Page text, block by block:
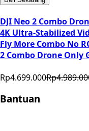
DJI Neo 2 Combo
4K Ultra-Stabilized
Fly More Combo No
2 Combo Drone Only
Rp4.699.000
Bantuan